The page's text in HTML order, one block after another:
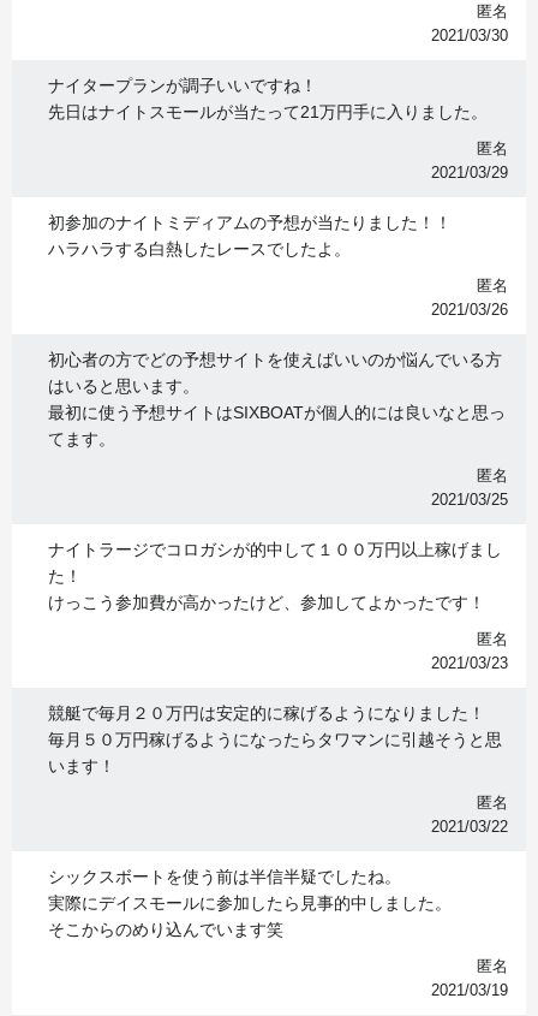
匿名
2021/03/30
ナイタープランが調子いいですね！
先日はナイトスモールが当たって21万円手に入りました。
匿名
2021/03/29
初参加のナイトミディアムの予想が当たりました！！
ハラハラする白熱したレースでしたよ。
匿名
2021/03/26
初心者の方でどの予想サイトを使えばいいのか悩んでいる方
はいると思います。
最初に使う予想サイトはSIXBOATが個人的には良いなと思っ
てます。
匿名
2021/03/25
ナイトラージでコロガシが的中して１００万円以上稼げまし
た！
けっこう参加費が高かったけど、参加してよかったです！
匿名
2021/03/23
競艇で毎月２０万円は安定的に稼げるようになりました！
毎月５０万円稼げるようになったらタワマンに引越そうと思
います！
匿名
2021/03/22
シックスボートを使う前は半信半疑でしたね。
実際にデイスモールに参加したら見事的中しました。
そこからのめり込んでいます笑
匿名
2021/03/19